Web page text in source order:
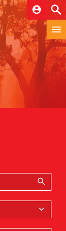
account_circle